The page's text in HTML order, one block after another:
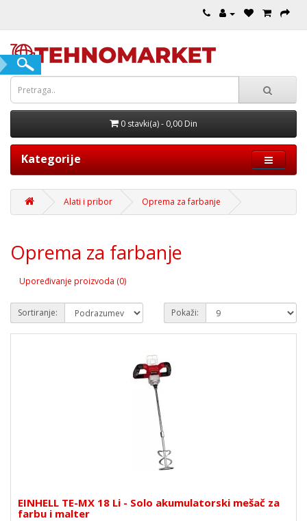
0 stavki(a) - 0,00 Din
Kategorije
Alati i pribor Oprema za farbanje
Oprema za farbanje
Upoređivanje proizvoda (0)
Sortiranje: Pokaži:
EINHELL TE-MX 18 Li - Solo akumulatorski mešač za
farbu i malter